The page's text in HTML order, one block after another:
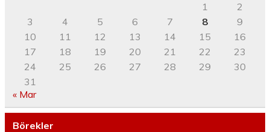
1
2
3
4 5 6 7 8
9
10
11 12 13 14 15
16
17
18 19 20 21 22
23
24
25 26 27 28 29
30
31
« Mar
Börekler